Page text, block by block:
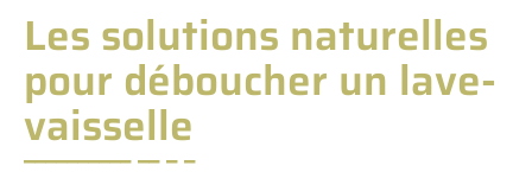
Les solutions naturelles
pour déboucher un lave-
vaisselle